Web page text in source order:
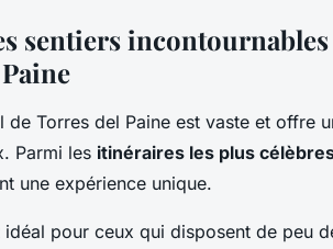
sentiers
de Torres del Paine est vaste et offre
Parmi les itinéraires les plus
une expérience unique.
pour ceux qui disposent de peu